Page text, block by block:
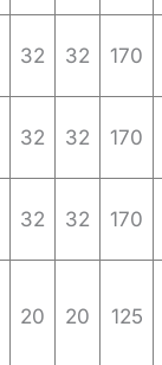
32 32 170
32 32 170
32 32 170
20 20 125